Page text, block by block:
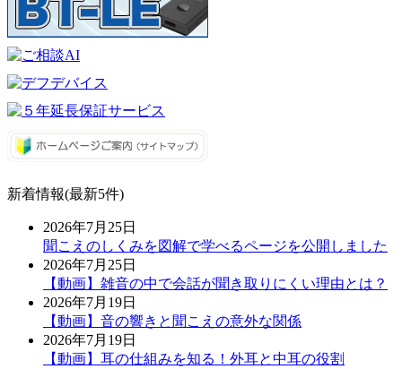
新着情報(最新5件)
2026年7月25日
聞こえのしくみを図解で学べるページを公開しました
2026年7月25日
【動画】雑音の中で会話が聞き取りにくい理由とは？
2026年7月19日
【動画】音の響きと聞こえの意外な関係
2026年7月19日
【動画】耳の仕組みを知る！外耳と中耳の役割